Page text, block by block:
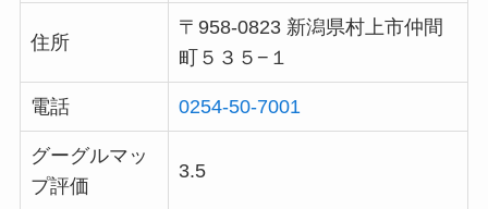
住所
〒958-0823 新潟県村上市仲間
町５３５−１
電話 0254-50-7001
グーグルマッ
プ評価
3.5